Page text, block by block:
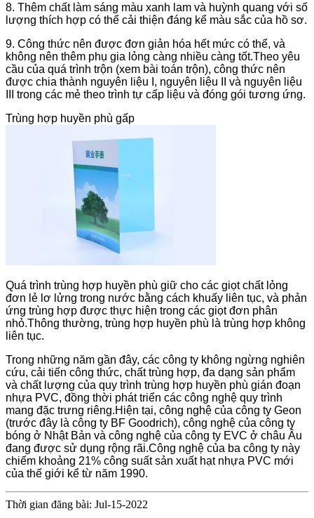
8. Thêm chất làm sáng màu xanh lam và huỳnh quang với số
lượng thích hợp có thể cải thiện đáng kể màu sắc của hồ sơ.
9. Công thức nên được đơn giản hóa hết mức có thể, và
không nên thêm phụ gia lỏng càng nhiều càng tốt.Theo yêu
cầu của quá trình trộn (xem bài toán trộn), công thức nên
được chia thành nguyên liệu I, nguyên liệu II và nguyên liệu
III trong các mẻ theo trình tự cấp liệu và đóng gói tương ứng.
Trùng hợp huyền phù gấp
Quá trình trùng hợp huyền phù giữ cho các giọt chất lỏng
đơn lẻ lơ lửng trong nước bằng cách khuấy liên tục, và phản
ứng trùng hợp được thực hiện trong các giọt đơn phân
nhỏ.Thông thường, trùng hợp huyền phù là trùng hợp không
liên tục.
Trong những năm gần đây, các công ty không ngừng nghiên
cứu, cải tiến công thức, chất trùng hợp, đa dạng sản phẩm
và chất lượng của quy trình trùng hợp huyền phù gián đoạn
nhựa PVC, đồng thời phát triển các công nghệ quy trình
mang đặc trưng riêng.Hiện tại, công nghệ của công ty Geon
(trước đây là công ty BF Goodrich), công nghệ của công ty
bóng ở Nhật Bản và công nghệ của công ty EVC ở châu Âu
đang được sử dụng rộng rãi.Công nghệ của ba công ty này
chiếm khoảng 21% công suất sản xuất hạt nhựa PVC mới
của thế giới kể từ năm 1990.
Thời gian đăng bài: Jul-15-2022